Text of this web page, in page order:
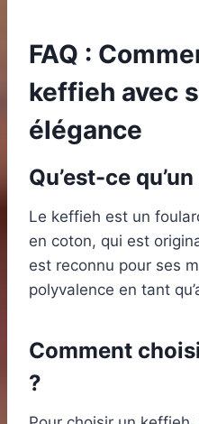
FAQ :
keffieh avec
élégance
Qu’est-ce
Le keffieh est un
en coton, qui est
est reconnu pour ses
polyvalence en tant
Comment
?